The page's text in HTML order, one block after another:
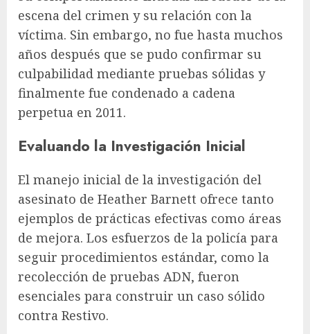
escena del crimen y su relación con la
víctima. Sin embargo, no fue hasta muchos
años después que se pudo confirmar su
culpabilidad mediante pruebas sólidas y
finalmente fue condenado a cadena
perpetua en 2011.
Evaluando la Investigación Inicial
El manejo inicial de la investigación del
asesinato de Heather Barnett ofrece tanto
ejemplos de prácticas efectivas como áreas
de mejora. Los esfuerzos de la policía para
seguir procedimientos estándar, como la
recolección de pruebas ADN, fueron
esenciales para construir un caso sólido
contra Restivo.